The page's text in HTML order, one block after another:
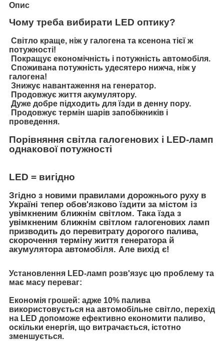
Опис
Чому треба вибирати LED оптику?
Світло краще, ніж у галогена та ксенона тієї ж
потужності!
Покращує економічність і потужність автомобіля.
Споживана потужність удесятеро нижча, ніж у
галогена!
Знижує навантаження на генератор.
Продовжує життя акумулятору.
Дуже добре підходить для їзди в денну пору.
Продовжує термін шарів запобіжників і
проведення.
Порівняння світла галогенових і LED-ламп
однакової потужності
LED = вигідно
Згідно з новими правилами дорожнього руху в
Україні тепер обов'язково їздити за містом із
увімкненим ближнім світлом. Така їзда з
увімкненим ближнім світлом галогенових ламп
призводить до перевитрату дорогого палива,
скорочення терміну життя генератора й
акумулятора автомобіля. Але вихід є!
Установлення LED-ламп розв'язує цю проблему та
має масу переваг:
Економія грошей: адже 10% палива
використовується на автомобільне світло, перехід
на LED допоможе ефективно економити паливо,
оскільки енергія, що витрачається, істотно
зменшується.